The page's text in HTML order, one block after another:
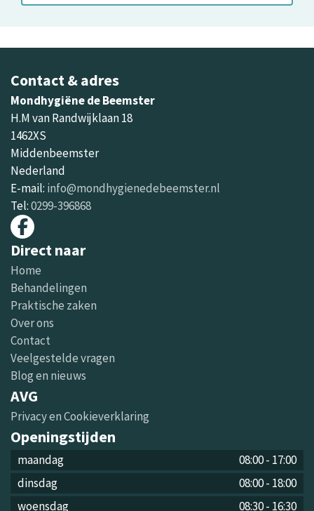
Contact & adres
Mondhygiëne de Beemster
H.M van Randwijklaan 18
1462XS
Middenbeemster
Nederland
E-mail: info@mondhygienedebeemster.nl
Tel:0299-396868
Direct naar
Home
Behandelingen
Praktische zaken
Over ons
Contact
Veelgestelde vragen
Blog en nieuws
AVG
Privacy en Cookieverklaring
Openingstijden
maandag 08:00- 17:00
dinsdag
08:00- 18:00
woensdag
08:30- 16:30